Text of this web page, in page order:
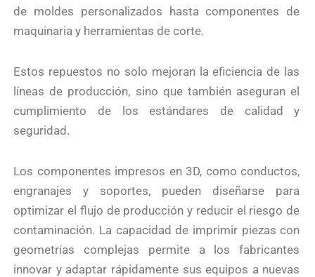
de moldes personalizados hasta componentes de
maquinaria y herramientas de corte.
Estos repuestos no solo mejoran la eficiencia de las
líneas de producción, sino que también aseguran el
cumplimiento de los estándares de calidad y
seguridad.
Los componentes impresos en 3D, como conductos,
engranajes y soportes, pueden diseñarse para
optimizar el flujo de producción y reducir el riesgo de
contaminación. La capacidad de imprimir piezas con
geometrías complejas permite a los fabricantes
innovar y adaptar rápidamente sus equipos a nuevas